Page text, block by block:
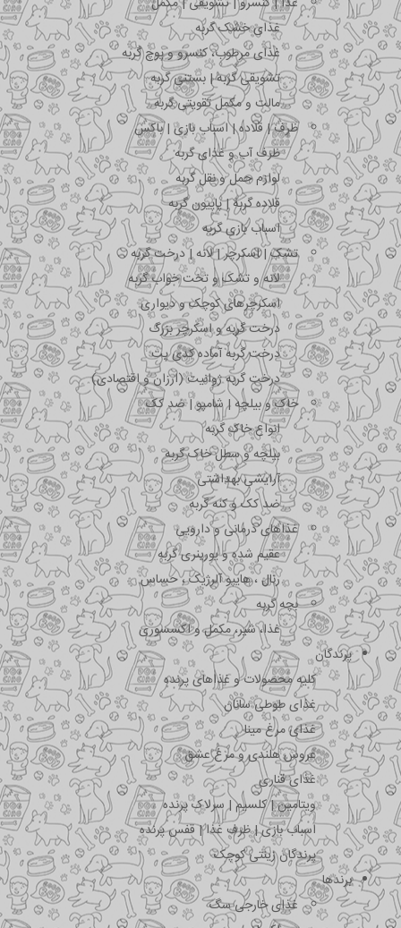
غذای خشک گربه
غذای مرطوب، کنسرو و پوچ گربه
تشویقی گربه | بستنی گربه
مالت و مکمل تقویتی گربه
ظرف | قلاده | اسباب بازی | باکس
ظرف آب و غذای گربه
لوازم حمل و نقل گربه
قلاده گربه | پاپیون گربه
اسباب بازی گربه
تشک | اسکرچر | لانه | درخت گربه
لانه و تشک و تخت خواب گربه
اسکرچرهای کوچک و دیواری
درخت گربه و اسکرچر بزرگ
درخت گربه آماده کدی پت
درخت گربه ژوانیت (ارزان و اقتصادی)
خاک و بیلچه | شامپو | ضد کک
انواع خاک گربه
بیلچه و سطل خاک گربه
آرایشی بهداشتی
ضد کک و کنه گربه
غذاهای درمانی و دارویی
عقیم شده و یورینری گربه
رنال ، هایپو آلرژیک ، حساس
بچه گربه
غذا، شیر، مکمل و اکسسوری
پرندگان
کلیه محصولات و غذاهای پرنده
غذای طوطی سانان
غذای مرغ مینا
عروس هلندی و مرغ عشق
غذای قناری
ویتامین | کلسیم | سرلاک پرنده
اسباب بازی | ظرف غذا | قفس پرنده
پرندگان زینتی کوچک
برندها
غذای خارجی سگ